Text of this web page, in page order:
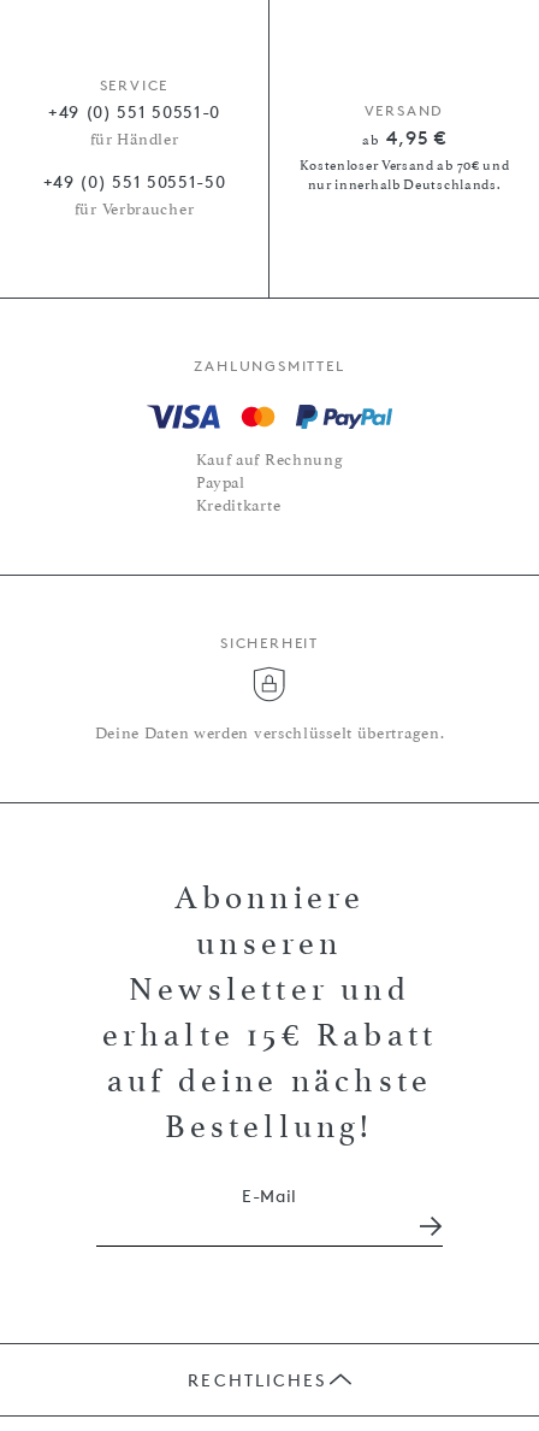
SERVICE
+49 (0) 551 50551-0
für Händler
+49 (0) 551 50551-50
für Verbraucher
VERSAND
ab 4,95 €
Kostenloser Versand ab 70€ und
nur innerhalb Deutschlands.
ZAHLUNGSMITTEL
Kauf auf Rechnung
Paypal
Kreditkarte
SICHERHEIT
Deine Daten werden verschlüsselt übertragen.
Abonniere
unseren
Newsletter und
erhalte 15€ Rabatt
auf deine nächste
Bestellung!
E-Mail
RECHTLICHES